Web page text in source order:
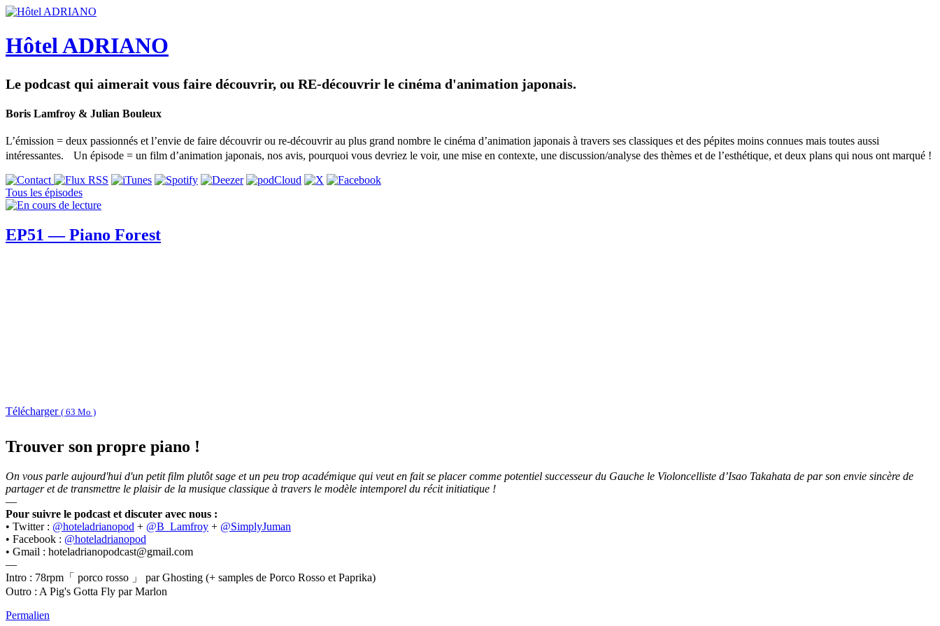
Hôtel ADRIANO
Le podcast qui aimerait vous faire découvrir, ou RE-découvrir le cinéma d'animation japonais.
Boris Lamfroy & Julian Bouleux
L’émission = deux passionnés et l’envie de faire découvrir ou re-découvrir au plus grand nombre le cinéma d’animation japonais à travers ses classiques et des pépites moins connues mais toutes aussi
intéressantes. Un épisode = un film d’animation japonais, nos avis, pourquoi vous devriez le voir, une mise en contexte, une discussion/analyse des thèmes et de l’esthétique, et deux plans qui nous ont marqué !
Tous les épisodes
EP51 — Piano Forest
Télécharger ( 63 Mo )
Trouver son propre piano !
On vous parle aujourd'hui d'un petit film plutôt sage et un peu trop académique qui veut en fait se placer comme potentiel successeur du Gauche le Violoncelliste d’Isao Takahata de par son envie sincère de
partager et de transmettre le plaisir de la musique classique à travers le modèle intemporel du récit initiatique !
—
Pour suivre le podcast et discuter avec nous :
• Twitter : @hoteladrianopod + @B_Lamfroy + @SimplyJuman
• Facebook : @hoteladrianopod
• Gmail : hoteladrianopodcast@gmail.com
—
Intro : 78rpm「 porco rosso 」 par Ghosting (+ samples de Porco Rosso et Paprika)
Outro : A Pig's Gotta Fly par Marlon
Permalien